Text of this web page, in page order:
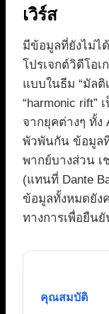
เวิร์ส
มีข้อมูลที่ยังไม่ไ
โปรเจกต์วิดีโอเ
แบบในธีม “มัลติ
“harmonic rift”
จากยุคต่างๆ ทั้ง
พัวพันกัน ข้อมูล
พากย์บางส่วน เ
(แทนที่ Dante
ข้อมูลทั้งหมดยัง
ทางการเพื่อยืนยั
คุณสมบัติ